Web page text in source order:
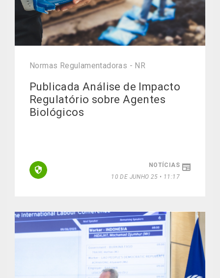
Normas Regulamentadoras - NR
Publicada Análise de Impacto
Regulatório sobre Agentes
Biológicos
NOTÍCIAS
10 DE JUNHO 25 • 11:17